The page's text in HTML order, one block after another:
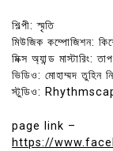
শিল্পী: স্মৃতি
মিউজিক কম্পোজিশন:
মিক্স অ্যান্ড মাস্টারিং:
ভিডিও: মোহাম্মদ তুহিন
স্টুডিও:
page link –
https://